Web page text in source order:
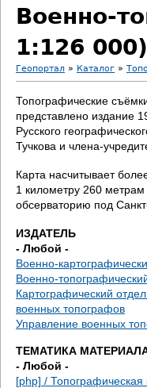
Военно-
1:126 000)
В
ы
з
д
с
ь
Геопортал » Каталог »
Топографические
представлено издание
Русского
Тучкова и члена-
Карта насчитывает
1 километру 260
обсерваторию под
ИЗДАТЕЛЬ
- Любой -
Военно-
Военно-
Картографический
военных топографов
Управление военных
ТЕМАТИКА
- Любой -
[php] / Топографическая